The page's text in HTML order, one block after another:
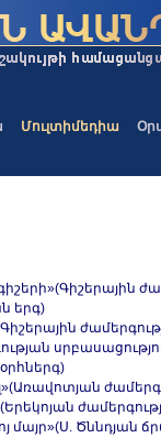
Մուլտիմեդիա
երգ)
մայր»(Ս. Ծննդյան